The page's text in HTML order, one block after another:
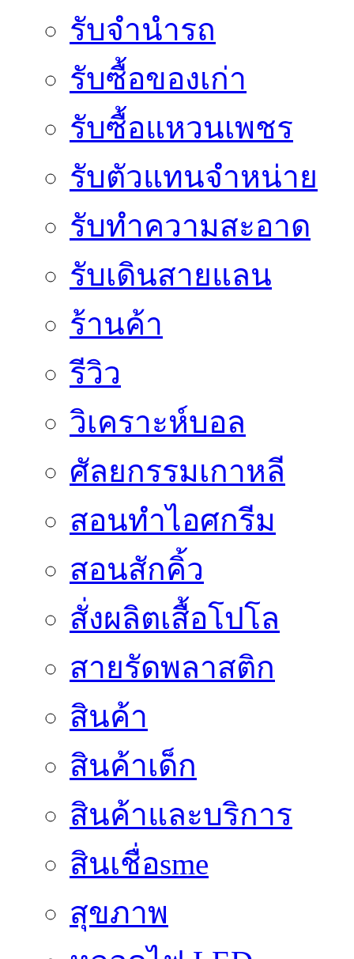
รับจำนำรถ
รับซื้อของเก่า
รับซื้อแหวนเพชร
รับตัวแทนจำหน่าย
รับทำความสะอาด
รับเดินสายแลน
ร้านค้า
รีวิว
วิเคราะห์บอล
ศัลยกรรมเกาหลี
สอนทำไอศกรีม
สอนสักคิ้ว
สั่งผลิตเสื้อโปโล
สายรัดพลาสติก
สินค้า
สินค้าเด็ก
สินค้าและบริการ
สินเชื่อsme
สุขภาพ